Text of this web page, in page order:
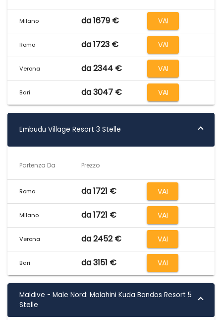
Milano da 1679 € VAI
Roma da 1723 € VAI
Verona da 2344 € VAI
Bari da 3047 € VAI
Embudu Village Resort 3 Stelle
Partenza Da Prezzo
Roma da 1721 € VAI
Milano da 1721 € VAI
Verona da 2452 € VAI
Bari da 3151 € VAI
Maldive - Male Nord: Malahini Kuda Bandos Resort 5
Stelle